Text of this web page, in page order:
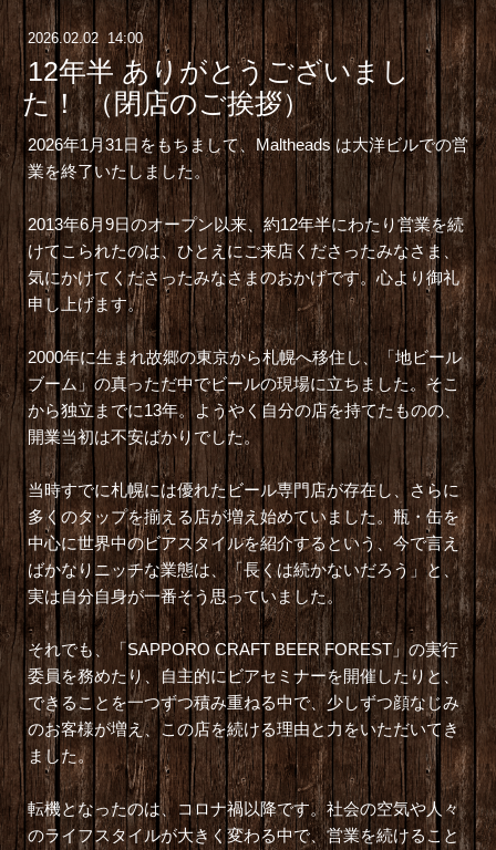
2026.02.02 14:00
12年半 ありがとうございまし
た！ （閉店のご挨拶）
2026年1月31日をもちまして、Maltheads は大洋ビルでの営
業を終了いたしました。
2013年6月9日のオープン以来、約12年半にわたり営業を続
けてこられたのは、ひとえにご来店くださったみなさま、
気にかけてくださったみなさまのおかげです。心より御礼
申し上げます。
2000年に生まれ故郷の東京から札幌へ移住し、「地ビール
ブーム」の真っただ中でビールの現場に立ちました。そこ
から独立までに13年。ようやく自分の店を持てたものの、
開業当初は不安ばかりでした。
当時すでに札幌には優れたビール専門店が存在し、さらに
多くのタップを揃える店が増え始めていました。瓶・缶を
中心に世界中のビアスタイルを紹介するという、今で言え
ばかなりニッチな業態は、「長くは続かないだろう」と、
実は自分自身が一番そう思っていました。
それでも、「SAPPORO CRAFT BEER FOREST」の実行
委員を務めたり、自主的にビアセミナーを開催したりと、
できることを一つずつ積み重ねる中で、少しずつ顔なじみ
のお客様が増え、この店を続ける理由と力をいただいてき
ました。
転機となったのは、コロナ禍以降です。社会の空気や人々
のライフスタイルが大きく変わる中で、営業を続けること